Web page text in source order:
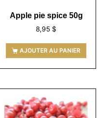
Apple pie spice 50g
8,95 $
AJOUTER AU PANIER